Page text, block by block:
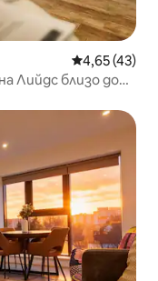
Средна
4,65 (43)
Лийдс близо до